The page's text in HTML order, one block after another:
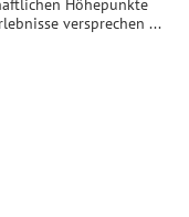
Höhepunkte
versprechen ...